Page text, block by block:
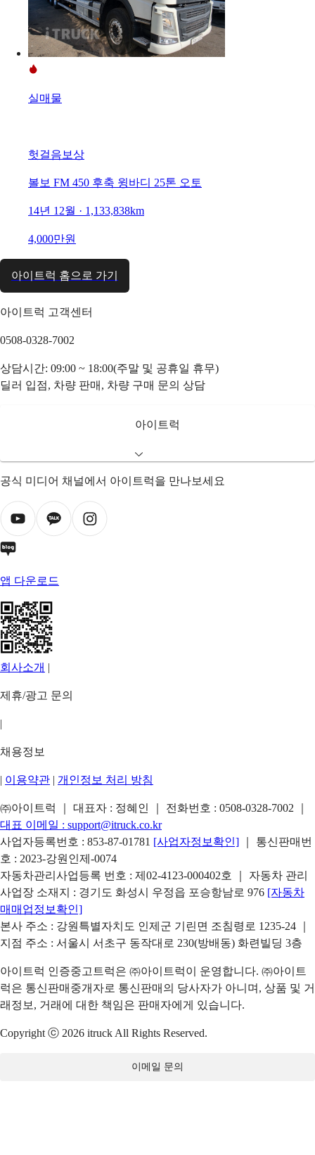
실매물
헛걸음보상
볼보 FM 450 후축 윙바디 25톤 오토
14년 12월 · 1,133,838km
4,000만원
아이트럭 홈으로 가기
아이트럭 고객센터
0508-0328-7002
상담시간: 09:00 ~ 18:00(주말 및 공휴일 휴무)
딜러 입점, 차량 판매, 차량 구매 문의 상담
아이트럭
공식 미디어 채널에서 아이트럭을 만나보세요
앱 다운로드
회사소개 |
제휴/광고 문의
|
채용정보
| 이용약관 | 개인정보 처리 방침
㈜아이트럭 ｜ 대표자 : 정혜인 ｜ 전화번호 : 0508-0328-7002
대표 이메일 : support@itruck.co.kr
사업자등록번호 : 853-87-01781 [사업자정보확인]
｜ 통신판매번
호 : 2023-강원인제-0074
자동차관리사업등록 번호 : 제02-4123-000402호 ｜ 자동차 관리
사업장 소재지 : 경기도 화성시 우정읍 포승항남로 976 [자동차
매매업정보확인]
본사 주소 : 강원특별자치도 인제군 기린면 조침령로 1235-24 ｜
지점 주소 : 서울시 서초구 동작대로 230(방배동) 화련빌딩 3층
아이트럭 인증중고트럭은 ㈜아이트럭이 운영합니다. ㈜아이트
럭은 통신판매중개자로 통신판매의 당사자가 아니며, 상품 및 거
래정보, 거래에 대한 책임은 판매자에게 있습니다.
Copyright ⓒ 2026 itruck All Rights Reserved.
이메일 문의